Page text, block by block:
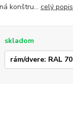
konštru... celý popis
skladom